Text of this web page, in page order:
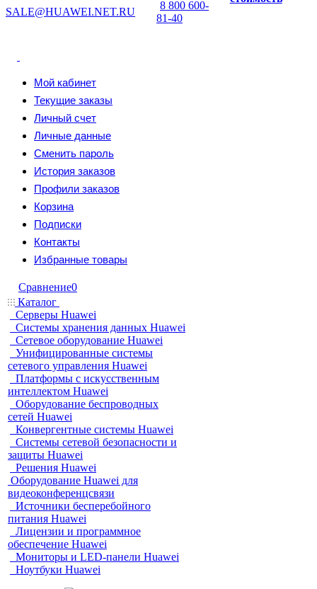
SALE@HUAWEI.NET.RU
8 800 600-
81-40
Мой кабинет
Текущие заказы
Личный счет
Личные данные
Сменить пароль
История заказов
Профили заказов
Корзина
Подписки
Контакты
Избранные товары
Сравнение0
Каталог
Серверы Huawei
Системы хранения данных Huawei
Сетевое оборудование Huawei
Унифицированные системы
сетевого управления Huawei
Платформы с искусственным
интеллектом Huawei
Оборудование беспроводных
сетей Huawei
Конвергентные системы Huawei
Системы сетевой безопасности и
защиты Huawei
Решения Huawei
Оборудование Huawei для
видеоконференцсвязи
Источники бесперебойного
питания Huawei
Лицензии и программное
обеспечение Huawei
Мониторы и LED-панели Huawei
Ноутбуки Huawei